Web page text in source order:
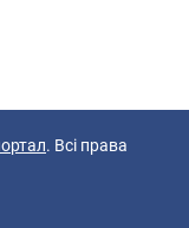
. Всі права